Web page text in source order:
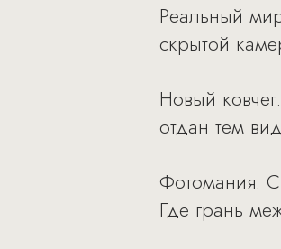
Реальный
скрытой
Новый
отдан тем
Фотомания.
Где грань